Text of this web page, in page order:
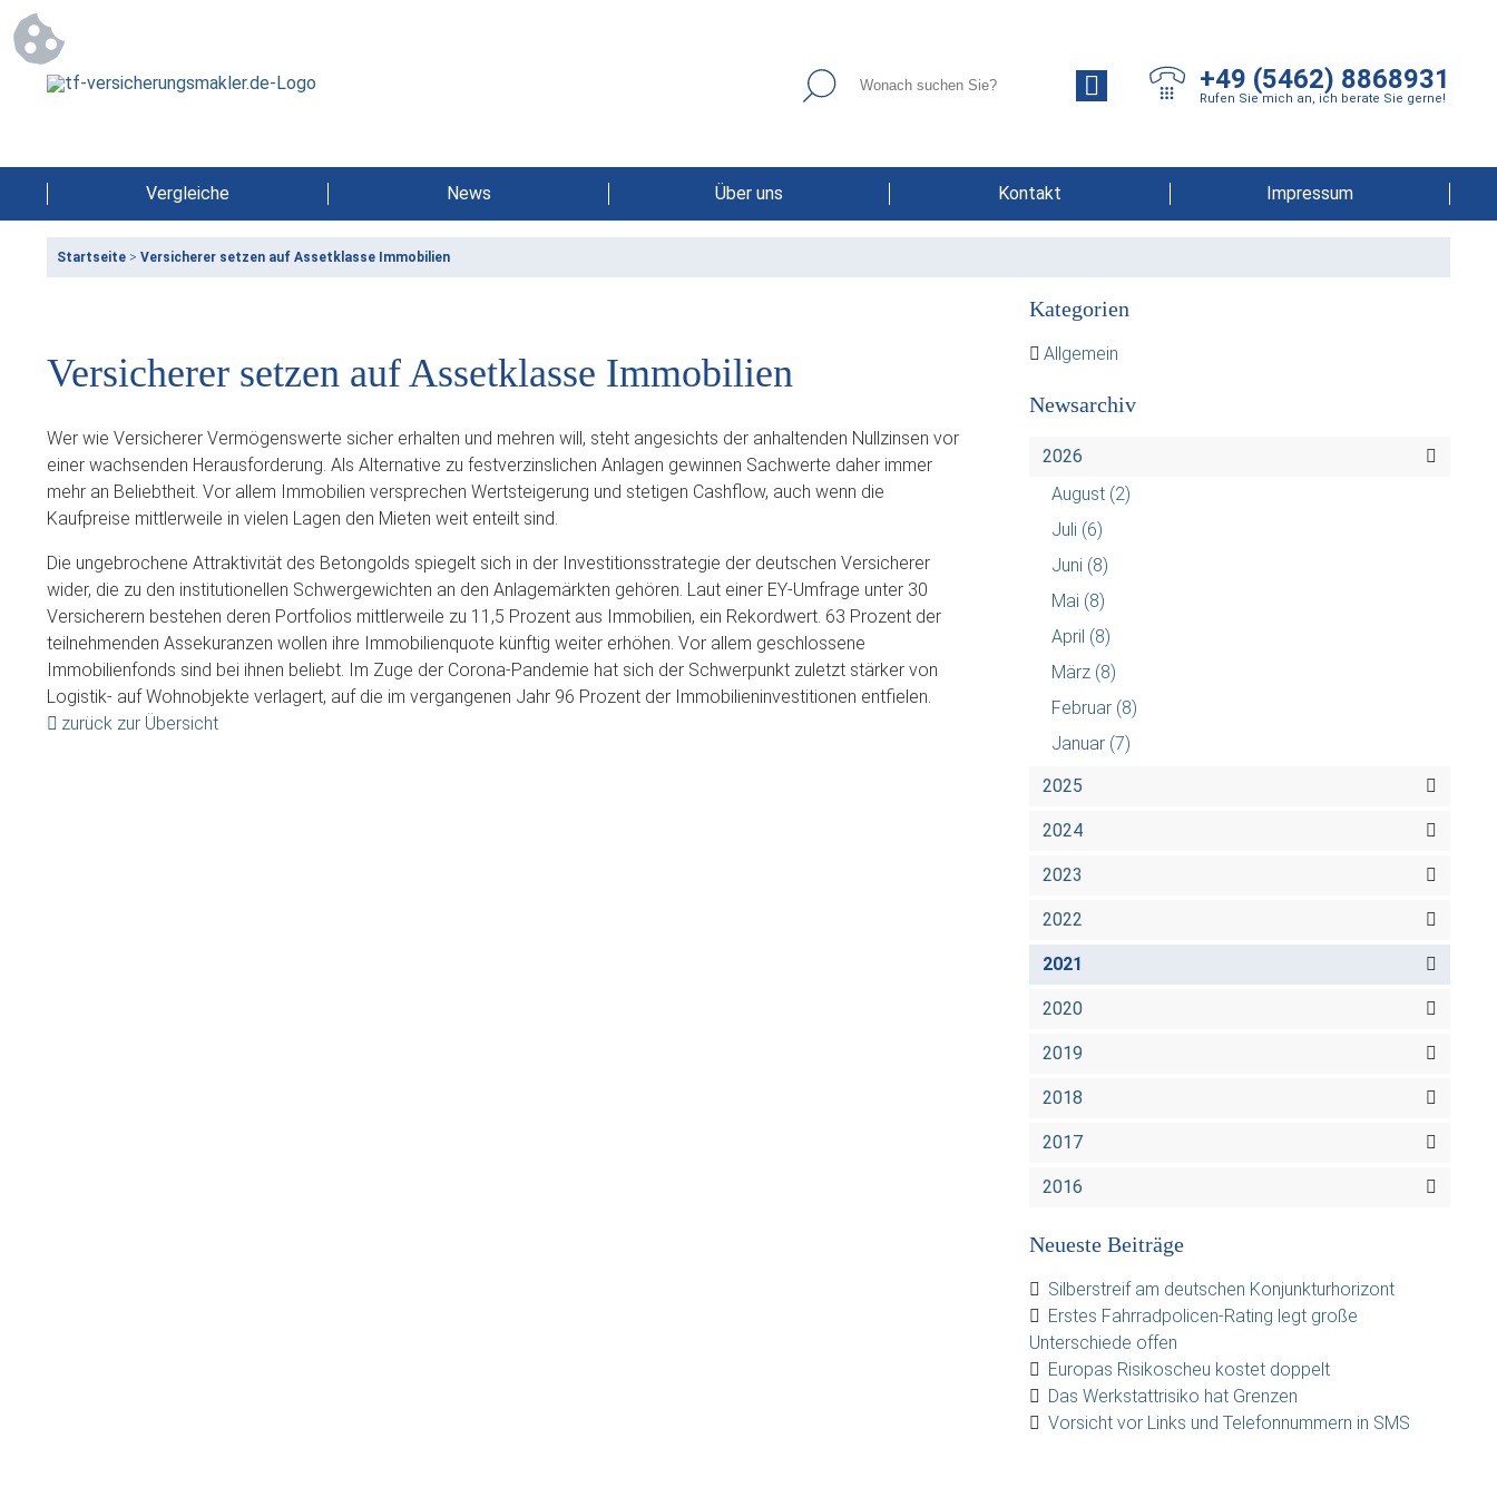
+49 (5462) 8868931
Rufen Sie mich an, ich berate Sie gerne!
Vergleiche News Über uns Kontakt Impressum
Startseite > Versicherer setzen auf Assetklasse Immobilien
Versicherer setzen auf Assetklasse Immobilien
Wer wie Versicherer Vermögenswerte sicher erhalten und mehren will, steht angesichts der anhaltenden Nullzinsen vor
einer wachsenden Herausforderung. Als Alternative zu festverzinslichen Anlagen gewinnen Sachwerte daher immer
mehr an Beliebtheit. Vor allem Immobilien versprechen Wertsteigerung und stetigen Cashflow, auch wenn die
Kaufpreise mittlerweile in vielen Lagen den Mieten weit enteilt sind.
Die ungebrochene Attraktivität des Betongolds spiegelt sich in der Investitionsstrategie der deutschen Versicherer
wider, die zu den institutionellen Schwergewichten an den Anlagemärkten gehören. Laut einer EY-Umfrage unter 30
Versicherern bestehen deren Portfolios mittlerweile zu 11,5 Prozent aus Immobilien, ein Rekordwert. 63 Prozent der
teilnehmenden Assekuranzen wollen ihre Immobilienquote künftig weiter erhöhen. Vor allem geschlossene
Immobilienfonds sind bei ihnen beliebt. Im Zuge der Corona-Pandemie hat sich der Schwerpunkt zuletzt stärker von
Logistik- auf Wohnobjekte verlagert, auf die im vergangenen Jahr 96 Prozent der Immobilieninvestitionen entfielen.
zurück zur Übersicht
Kategorien
Allgemein
Newsarchiv
2026
August (2)
Juli (6)
Juni (8)
Mai (8)
April (8)
März (8)
Februar (8)
Januar (7)
2025
2024
2023
2022
2021
2020
2019
2018
2017
2016
Neueste Beiträge
Silberstreif am deutschen Konjunkturhorizont
Erstes Fahrradpolicen-Rating legt große
Unterschiede offen
Europas Risikoscheu kostet doppelt
Das Werkstattrisiko hat Grenzen
Vorsicht vor Links und Telefonnummern in SMS